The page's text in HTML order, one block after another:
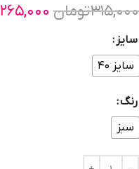
۳۱۵,۰۰۰تومان ۲۶۵,۰۰۰
سایز
سایز ۴۰
رنگ
سبز